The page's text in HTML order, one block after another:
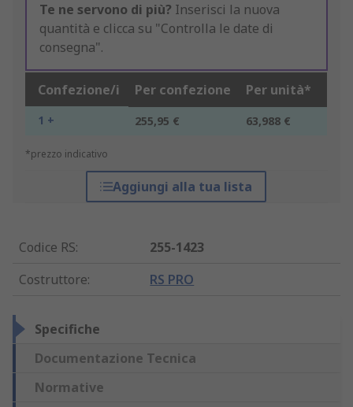
Te ne servono di più? Inserisci la nuova
quantità e clicca su "Controlla le date di
consegna".
Confezione/i Per confezione Per unità*
1 + 255,95 € 63,988 €
*prezzo indicativo
Aggiungi alla tua lista
Codice RS:
255-1423
Costruttore: RS PRO
Specifiche
Documentazione Tecnica
Normative